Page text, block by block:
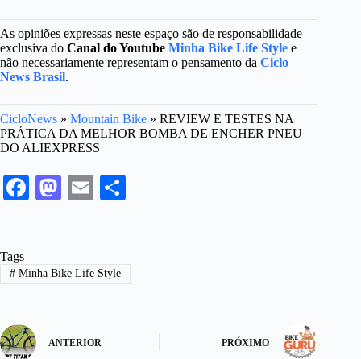
As opiniões expressas neste espaço são de responsabilidade
exclusiva do Canal do Youtube Minha Bike Life Style e
não necessariamente representam o pensamento da Ciclo
News Brasil.
CicloNews » Mountain Bike » REVIEW E TESTES NA
PRÁTICA DA MELHOR BOMBA DE ENCHER PNEU
DO ALIEXPRESS
Fa
ok
M
do
n
E
Tags
#Minha Bike Life Style
ANTERIOR PRÓXIMO